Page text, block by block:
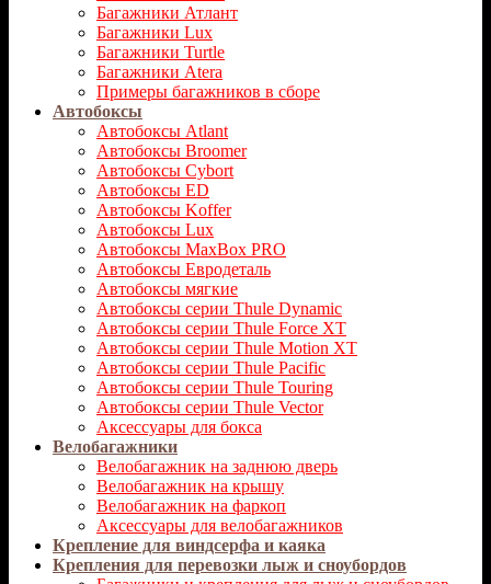
Багажники Атлант
Багажники Lux
Багажники Turtle
Багажники Atera
Примеры багажников в сборе
Автобоксы
Автобоксы Atlant
Автобоксы Broomer
Автобоксы Cybort
Автобоксы ED
Автобоксы Koffer
Автобоксы Lux
Автобоксы MaxBox PRO
Автобоксы Евродеталь
Автобоксы мягкие
Автобоксы серии Thule Dynamic
Автобоксы серии Thule Force XT
Автобоксы серии Thule Motion XT
Автобоксы серии Thule Pacific
Автобоксы серии Thule Touring
Автобоксы серии Thule Vector
Аксессуары для бокса
Велобагажники
Велобагажник на заднюю дверь
Велобагажник на крышу
Велобагажник на фаркоп
Аксессуары для велобагажников
Крепление для виндсерфа и каяка
Крепления для перевозки лыж и сноубордов